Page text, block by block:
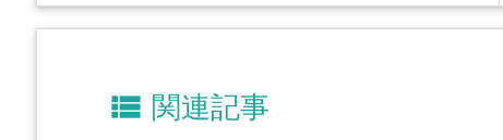
 関連記事